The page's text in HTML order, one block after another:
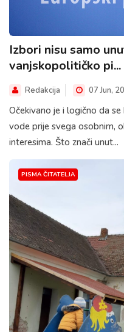
Izbori nisu samo
vanjskopolitičko pi...
Redakcija 07 Jun,
Očekivano je i logično da
vode prije svega osobnim,
interesima. Što znači unut...
PISMA ČITATELJA